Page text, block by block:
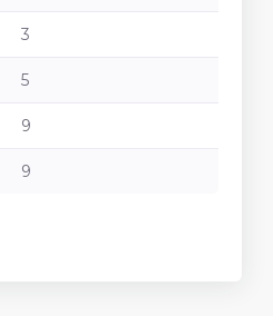
3
5
9
9